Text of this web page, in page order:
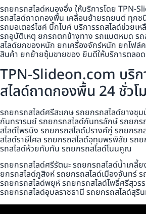
รถยกรถสไลด์หนองอึ่ง ให้บริการโดย TPN-
รถสไลด์ถาดกองพื้น เคลื่อนย้ายรถยนต์ ทุกช
รถมอเตอร์ไซค์ บิ๊กไบค์ บริการรถสไลด์ช่วยเ
รถอุบัติเหตุ ยกรถตกข้างทาง รถแบตหมด ร
สไลด์ยกของหนัก ยกเครื่องจักร์หนัก ยกโฟล์
สินค้า ยกย้ายซุ้มขายของ ยินดีให้บริการตลอ
TPN-Slideon.com บริก
สไลด์ถาดกองพื้น 24 ชั่วโ
รถยกรถสไลด์ศรีสะเกษ รถยกรถสไลด์ยางชุ
กันทรารมย์ รถยกรถสไลด์กันทรลักษ์ รถยกร
สไลด์ไพรบึง รถยกรถสไลด์ปรางค์กู่ รถยกร
สไลด์ราษีไศล รถยกรถสไลด์อุทุมพรพิสัย รถ
รถสไลด์ห้วยทับทัน รถยกรถสไลด์โนนคูณ
รถยกรถสไลด์ศรีรัตนะ รถยกรถสไลด์น้ำเกลี้
ยกรถสไลด์ภูสิงห์ รถยกรถสไลด์เมืองจันทร์
รถยกรถสไลด์พยุห์ รถยกรถสไลด์โพธิ์ศรีสุว
รถยกรถสไลด์อุบลราชธานี รถยกรถสไลด์สุริ